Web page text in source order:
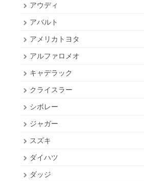
アウディ
アバルト
アメリカトヨタ
アルファロメオ
キャデラック
クライスラー
シボレー
ジャガー
スズキ
ダイハツ
ダッジ